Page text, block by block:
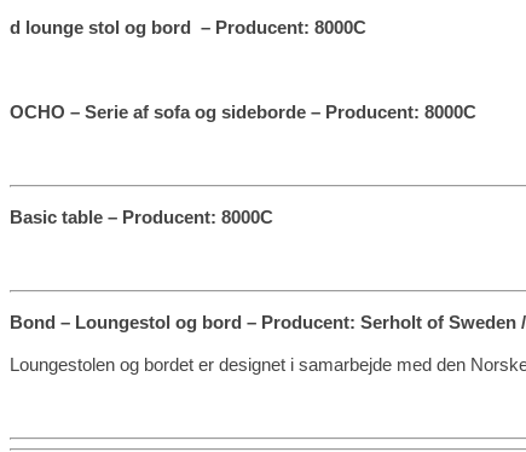
d lounge stol og bord – Producent: 8000C
OCHO – Serie af sofa og sideborde – Producent: 8000C
Basic table – Producent: 8000C
Bond – Loungestol og bord – Producent: Serholt of Sweden
Loungestolen og bordet er designet i samarbejde med den